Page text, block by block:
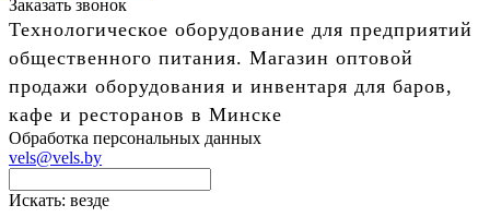
Заказать звонок
Технологическое оборудование для предприятий
общественного питания. Магазин оптовой
продажи оборудования и инвентаря для баров,
кафе и ресторанов в Минске
Обработка персональных данных
vels@vels.by
Искать: везде